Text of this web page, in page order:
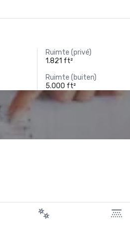
Ruimte (privé)
1.821 ft²
Ruimte (buiten)
5.000 ft²